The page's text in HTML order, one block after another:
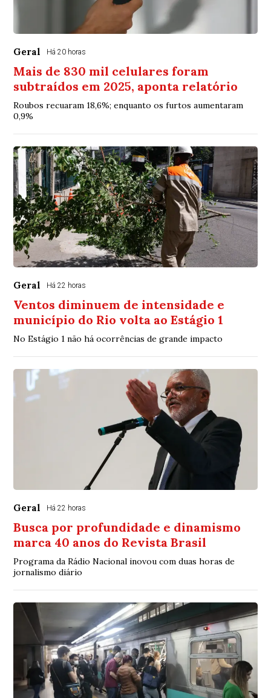
Geral Há 20 horas
Mais de 830 mil celulares foram
subtraídos em 2025, aponta relatório
Roubos recuaram 18,6%; enquanto os furtos aumentaram
0,9%
Geral Há 22 horas
Ventos diminuem de intensidade e
município do Rio volta ao Estágio 1
No Estágio 1 não há ocorrências de grande impacto
Geral Há 22 horas
Busca por profundidade e dinamismo
marca 40 anos do Revista Brasil
Programa da Rádio Nacional inovou com duas horas de
jornalismo diário